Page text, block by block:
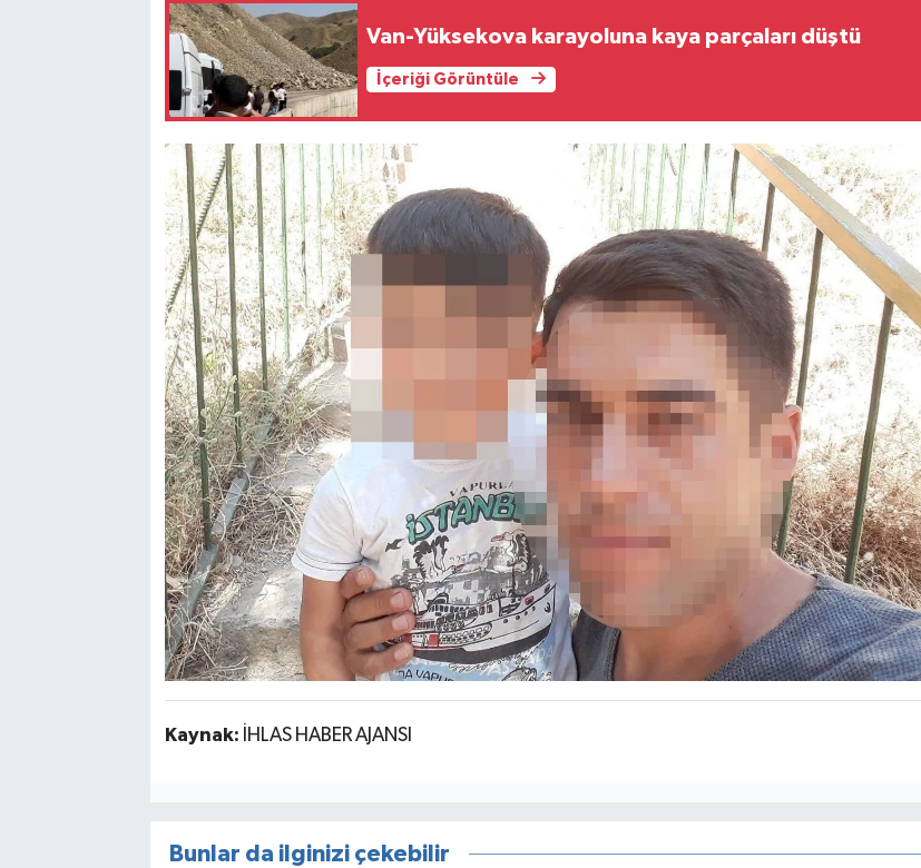
Van-Yüksekova karayoluna kaya parçaları düştü
İçeriği Görüntüle
Kaynak: İHLAS HABER AJANSI
Bunlar da ilginizi çekebilir